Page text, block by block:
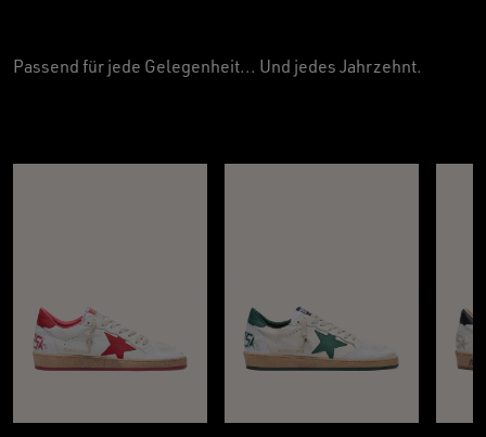
Passend für jede Gelegenheit... Und jedes Jahrzehnt.